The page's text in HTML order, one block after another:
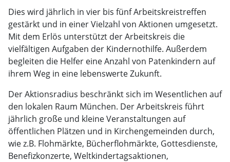
Dies wird jährlich in vier bis fünf Arbeitskreistreffen
gestärkt und in einer Vielzahl von Aktionen umgesetzt.
Mit dem Erlös unterstützt der Arbeitskreis die
vielfältigen Aufgaben der Kindernothilfe. Außerdem
begleiten die Helfer eine Anzahl von Patenkindern auf
ihrem Weg in eine lebenswerte Zukunft.
Der Aktionsradius beschränkt sich im Wesentlichen auf
den lokalen Raum München. Der Arbeitskreis führt
jährlich große und kleine Veranstaltungen auf
öffentlichen Plätzen und in Kirchengemeinden durch,
wie z.B. Flohmärkte, Bücherflohmärkte, Gottesdienste,
Benefizkonzerte, Weltkindertagsaktionen,